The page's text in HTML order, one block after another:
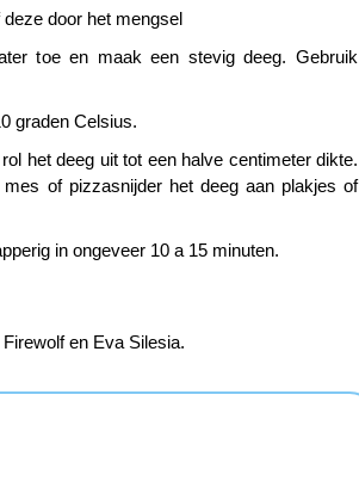
door het mengsel
toe en maak een stevig deeg. Gebruik
graden Celsius.
het deeg uit tot een halve centimeter dikte.
of pizzasnijder het deeg aan plakjes of
in ongeveer 10 a 15 minuten.
en Eva Silesia.